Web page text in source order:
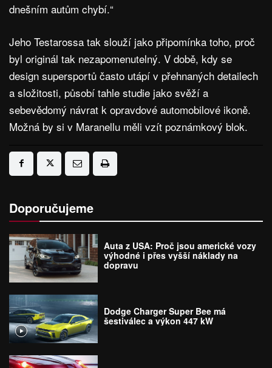
dnešním autům chybí.“
Jeho Testarossa tak slouží jako připomínka toho, proč
byl originál tak nezapomenutelný. V době, kdy se
design supersportů často utápí v přehnaných detailech
a složitosti, působí tahle studie jako svěží a
sebevědomý návrat k opravdové automobilové ikoně.
Možná by si v Maranellu měli vzít poznámkový blok.
Doporučujeme
Auta z USA: Proč jsou americké vozy
výhodné i přes vyšší náklady na
dopravu
Dodge Charger Super Bee má
šestiválec a výkon 447 kW